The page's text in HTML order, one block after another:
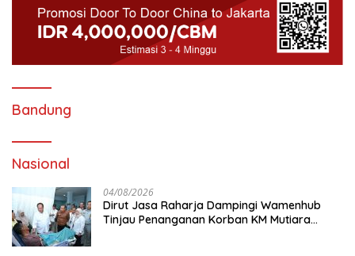
Bandung
Nasional
04/08/2026
Dirut Jasa Raharja Dampingi Wamenhub
Tinjau Penanganan Korban KM Mutiara